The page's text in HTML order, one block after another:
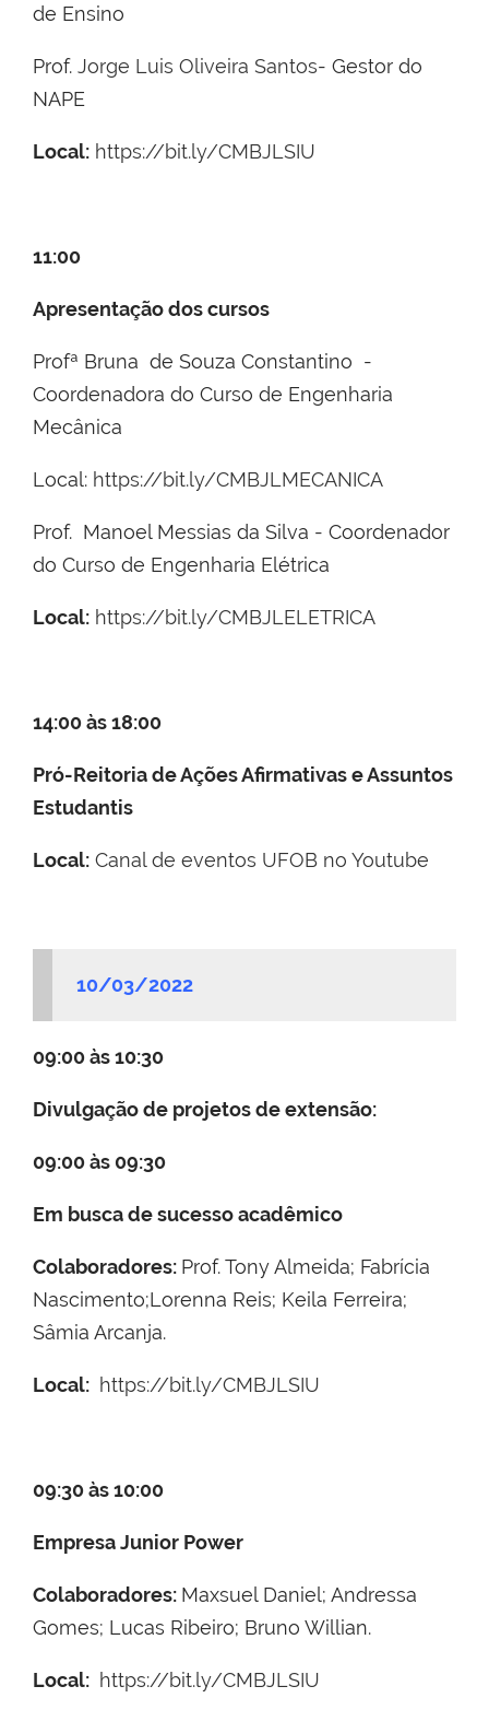
de Ensino
Prof. Jorge Luis Oliveira Santos- Gestor do
NAPE
Local: https://bit.ly/CMBJLSIU
11:00
Apresentação dos cursos
Profª Bruna de Souza Constantino -
Coordenadora do Curso de Engenharia
Mecânica
Local: https://bit.ly/CMBJLMECANICA
Prof. Manoel Messias da Silva - Coordenador
do Curso de Engenharia Elétrica
Local: https://bit.ly/CMBJLELETRICA
14:00 às 18:00
Pró-Reitoria de Ações Afirmativas e Assuntos
Estudantis
Local: Canal de eventos UFOB no Youtube
10/03/2022
09:00 às 10:30
Divulgação de projetos de extensão:
09:00 às 09:30
Em busca de sucesso acadêmico
Colaboradores: Prof. Tony Almeida; Fabrícia
Nascimento;Lorenna Reis; Keila Ferreira;
Sâmia Arcanja.
Local: https://bit.ly/CMBJLSIU
09:30 às 10:00
Empresa Junior Power
Colaboradores: Maxsuel Daniel; Andressa
Gomes; Lucas Ribeiro; Bruno Willian.
Local: https://bit.ly/CMBJLSIU